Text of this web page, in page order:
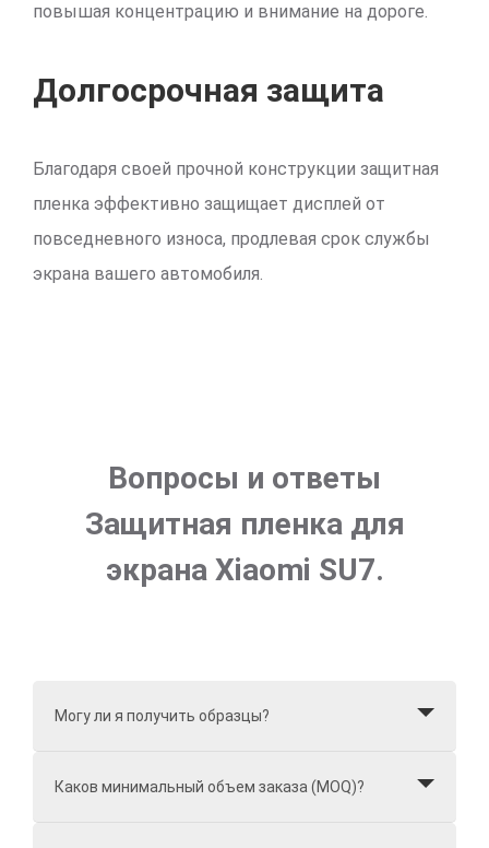
повышая концентрацию и внимание на дороге.
Долгосрочная защита
Благодаря своей прочной конструкции защитная
пленка эффективно защищает дисплей от
повседневного износа, продлевая срок службы
экрана вашего автомобиля.
Вопросы и ответы
Защитная пленка для
экрана Xiaomi SU7.
Могу ли я получить образцы?
Каков минимальный объем заказа (MOQ)?